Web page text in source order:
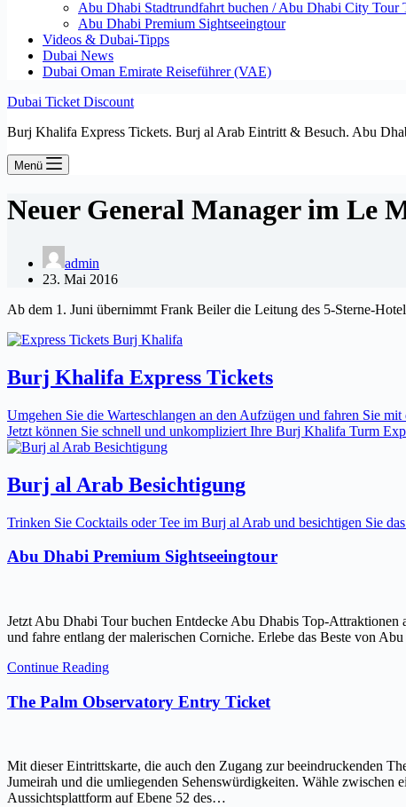
Abu Dhabi Stadtrundfahrt buchen / Abu Dhabi City Tour
Abu Dhabi Premium Sightseeingtour
Videos & Dubai-Tipps
Dubai News
Dubai Oman Emirate Reiseführer (VAE)
Dubai Ticket Discount
Burj Khalifa Express Tickets. Burj al Arab Eintritt & Besuch. Abu
Menü
Neuer General Manager im Le
admin
23. Mai 2016
Ab dem 1. Juni übernimmt Frank Beiler die Leitung des 5-Sterne-
Burj Khalifa Express Tickets
Umgehen Sie die Warteschlangen an den Aufzügen und fahren Sie
Jetzt können Sie schnell und unkompliziert Ihre Burj Khalifa Turm
Burj al Arab Besichtigung
Trinken Sie Cocktails oder Tee im Burj al Arab und besichtigen Sie
Abu Dhabi Premium Sightseeingtour
Jetzt Abu Dhabi Tour buchen Entdecke Abu Dhabis Top-
und fahre entlang der malerischen Corniche. Erlebe das Beste von
Continue Reading
The Palm Observatory Entry Ticket
Mit dieser Eintrittskarte, die auch den Zugang zur beeindruckenden
Jumeirah und die umliegenden Sehenswürdigkeiten. Wähle
Aussichtsplattform auf Ebene 52 des…